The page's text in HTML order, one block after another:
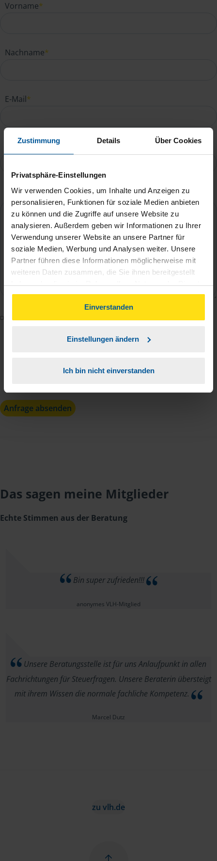
Zustimmung Details Über Cookies
Privatsphäre-Einstellungen
Wir verwenden Cookies, um Inhalte und Anzeigen zu
personalisieren, Funktionen für soziale Medien anbieten
zu können und die Zugriffe auf unsere Website zu
analysieren. Außerdem geben wir Informationen zu Ihrer
Verwendung unserer Website an unsere Partner für
soziale Medien, Werbung und Analysen weiter. Unsere
Partner führen diese Informationen möglicherweise mit
weiteren Daten zusammen, die Sie ihnen bereitgestellt
haben oder die sie im Rahmen Ihrer Nutzung der Dienste
gesammelt haben. Indem Sie auf Einverstanden klicken,
können Sie der Verwendung von Cookies, gemäß
unserer➔ Datenschutzrichtliniezustimmen.
Einverstanden
Einstellungen ändern
Ich bin nicht einverstanden
Vorname*
Nachname*
E-Mail*
Telefonnummer
Ihre Nachricht an Regine Kludt*
Mit dem Absenden des Kontaktformulars erkläre ich
Bearbeitung meines Anliegens sowie zur internen
Datenschutzbestimmungenhabe ich zur
Anfrage absenden
Das sagen meine Mitglieder
Echte Stimmen aus der Beratung
Bin super zufrieden!!!
anonymes VLH-Mitglied
Unsere Beratungsstelle ist für uns Anlaufpunkt in allen
Fachrichtungen für Steuerfragen. Unsere Beraterin übersteigt
mit ihrem Wissen die normale fachliche Kompetenz.
Marcel Dutz
zu vlh.de